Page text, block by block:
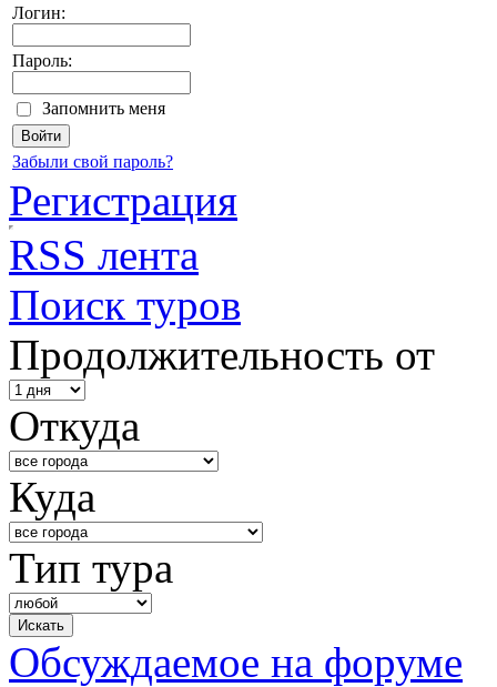
Логин:
Пароль:
Запомнить меня
Забыли свой пароль?
Регистрация
RSS лента
Поиск туров
Продолжительность от
Откуда
Куда
Тип тура
Обсуждаемое на форуме